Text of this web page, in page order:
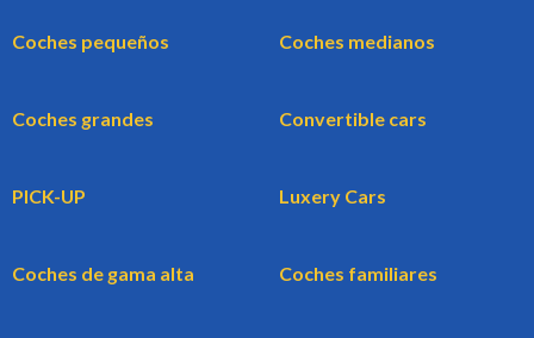
Coches pequeños Coches medianos
Coches grandes Convertible cars
PICK-UP Luxery Cars
Coches de gama alta Coches familiares